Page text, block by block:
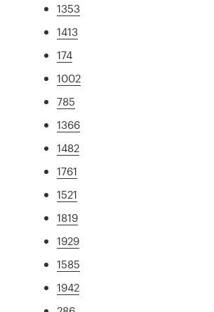
1353
1413
174
1002
785
1366
1482
1761
1521
1819
1929
1585
1942